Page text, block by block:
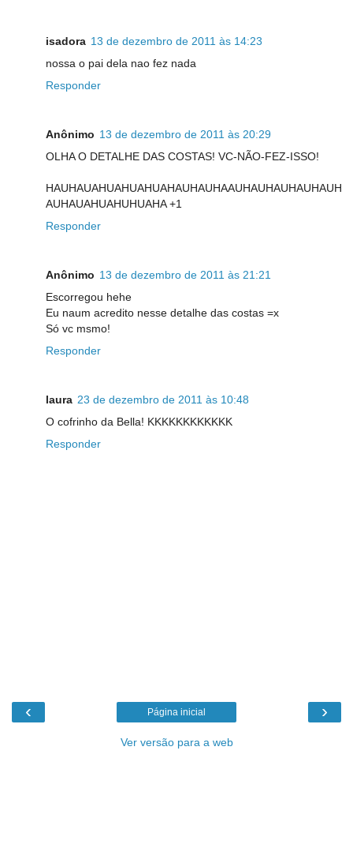
isadora 13 de dezembro de 2011 às 14:23
nossa o pai dela nao fez nada
Responder
Anônimo 13 de dezembro de 2011 às 20:29
OLHA O DETALHE DAS COSTAS! VC-NÃO-FEZ-ISSO!
HAUHAUAHUAHUAHUAHAUHAUHAAUHAUHAUHAUHAUH
AUHAUAHUAHUHUAHA +1
Responder
Anônimo 13 de dezembro de 2011 às 21:21
Escorregou hehe
Eu naum acredito nesse detalhe das costas =x
Só vc msmo!
Responder
laura 23 de dezembro de 2011 às 10:48
O cofrinho da Bella! KKKKKKKKKKKK
Responder
‹ ›
Página inicial
Ver versão para a web